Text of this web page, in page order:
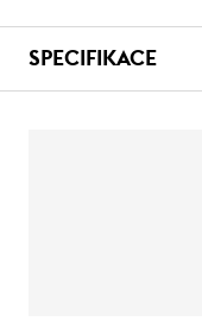
SPECIFIKACE